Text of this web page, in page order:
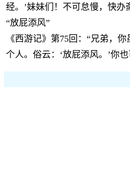
经。’妹妹们！不可怠慢，快办
“放屁添风”
《西游记》第75回：“兄弟，
个人。俗云：‘放屁添风。’你